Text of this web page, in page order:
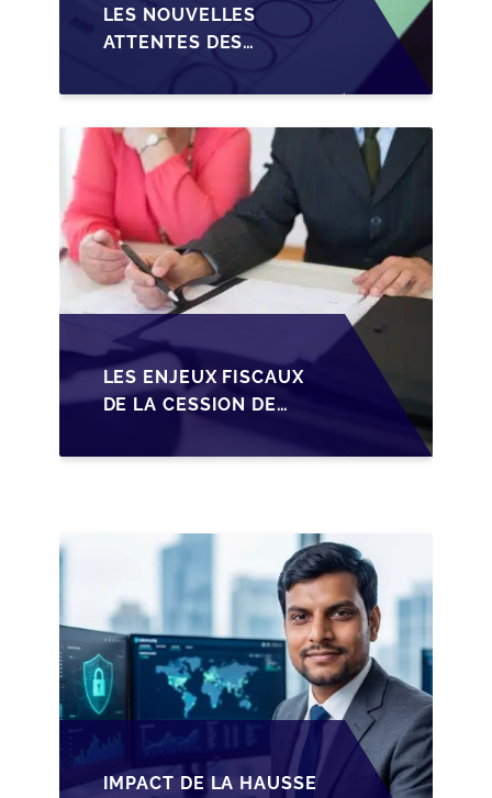
LES NOUVELLES
ATTENTES DES
TRANSMISSION DES
PME BELGES
LES ENJEUX FISCAUX
DE LA CESSION DE
LES DIRIGEANTS DE
IMPACT DE LA HAUSSE